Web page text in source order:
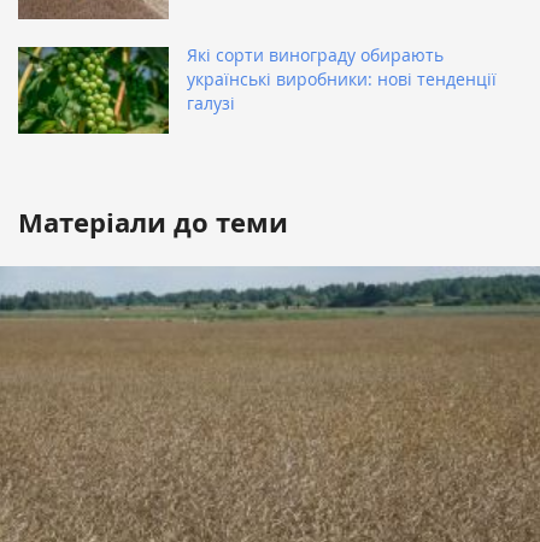
Які сорти винограду обирають
українські виробники: нові тенденції
галузі
Матеріали до теми